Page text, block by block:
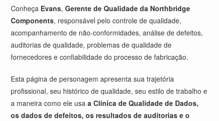
Conheça Evans,Gerente de Qualidade da Northbridge
Components, responsável pelo controle de qualidade,
acompanhamento de não-conformidades, análise de defeitos,
auditorias de qualidade, problemas de qualidade de
fornecedores e confiabilidade do processo de fabricação.
Esta página de personagem apresenta sua trajetória
profissional, seu histórico de qualidade, seu estilo de trabalho e
a maneira como ele usaa Clínica de Qualidade de Dados,
os dados de defeitos, os resultados de auditorias e o